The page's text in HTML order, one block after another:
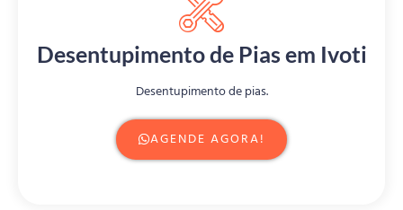
Desentupimento de Pias em Ivoti
Desentupimento de pias.
AGENDE AGORA!